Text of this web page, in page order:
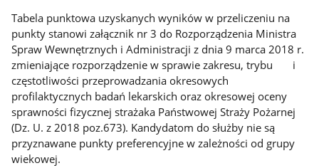
Tabela punktowa uzyskanych wyników w przeliczeniu na
punkty stanowi załącznik nr 3 do Rozporządzenia Ministra
Spraw Wewnętrznych i Administracji z dnia 9 marca 2018 r.
zmieniające rozporządzenie w sprawie zakresu, trybu i
częstotliwości przeprowadzania okresowych
profilaktycznych badań lekarskich oraz okresowej oceny
sprawności fizycznej strażaka Państwowej Straży Pożarnej
(Dz. U. z 2018 poz.673). Kandydatom do służby nie są
przyznawane punkty preferencyjne w zależności od grupy
wiekowej.